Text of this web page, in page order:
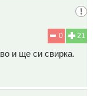
21
0
и ще си свирка.